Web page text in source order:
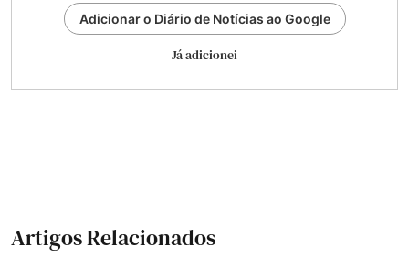
Adicionar o Diário de Notícias ao Google
Já adicionei
Artigos Relacionados